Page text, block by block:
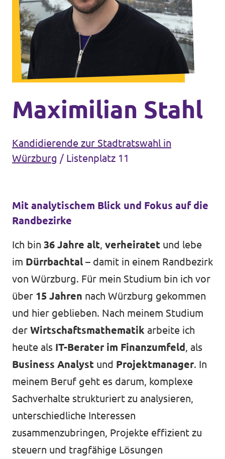
Unsere Events
Mache bei uns mit!
Deine Spende für Volt!
In Bayern vor Ort
Transparenz
Datenschutz
Impressum
Kontakt
Maximilian Stahl
Kandidierende zur Stadtratswahl in
Würzburg / Listenplatz 11
Mit analytischem Blick und Fokus auf die
Randbezirke
Ich bin 36 Jahre alt, verheiratet und lebe
im Dürrbachtal – damit in einem Randbezirk
von Würzburg. Für mein Studium bin ich vor
über 15 Jahren nach Würzburg gekommen
und hier geblieben. Nach meinem Studium
der Wirtschaftsmathematik arbeite ich
heute als IT-Berater im Finanzumfeld, als
Business Analyst und Projektmanager. In
meinem Beruf geht es darum, komplexe
Sachverhalte strukturiert zu analysieren,
unterschiedliche Interessen
zusammenzubringen, Projekte effizient zu
steuern und tragfähige Lösungen